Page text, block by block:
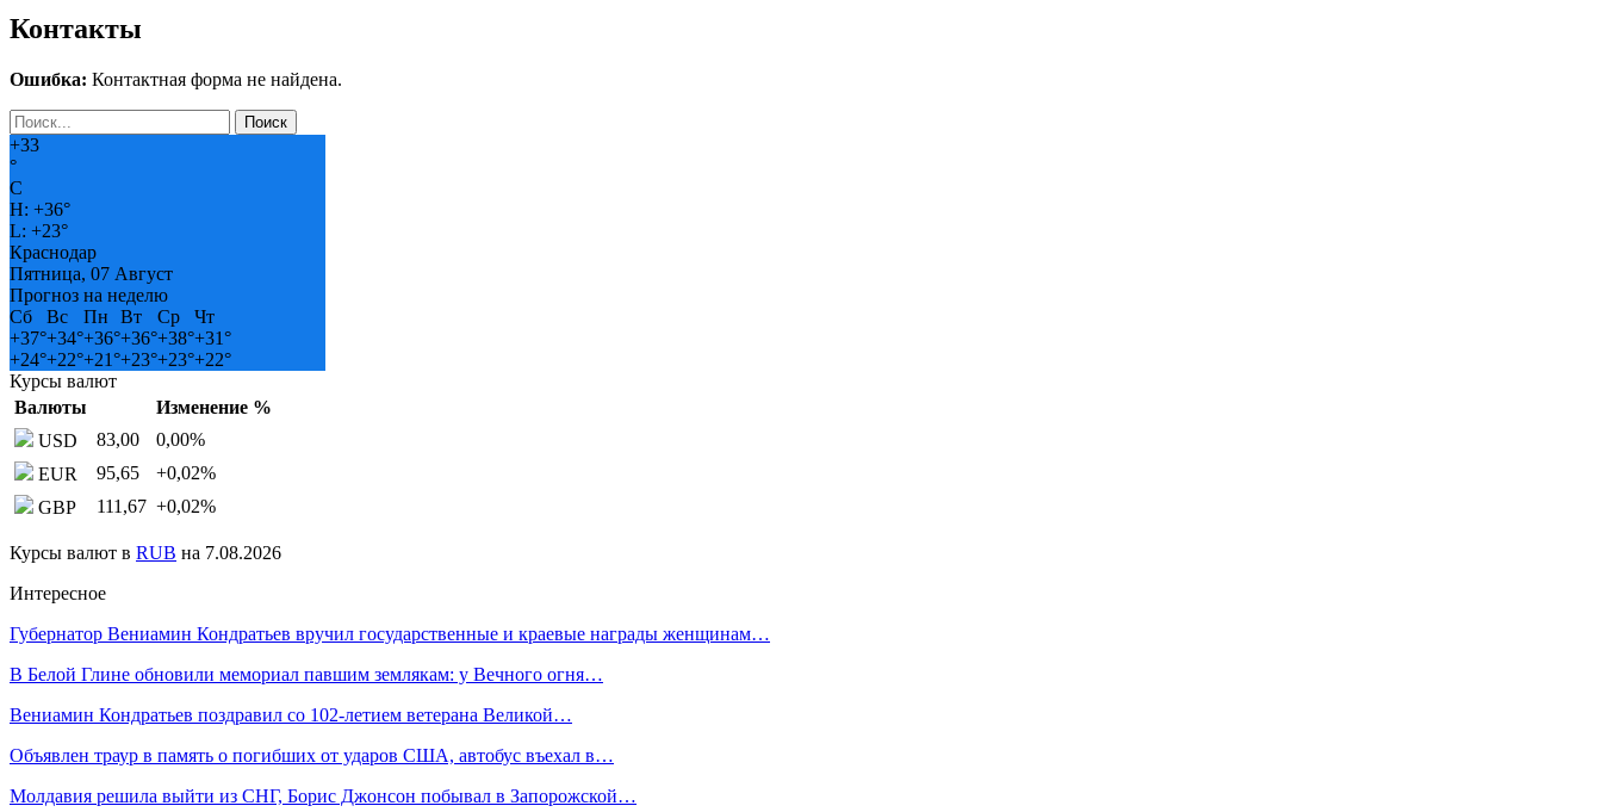
Контакты
Ошибка: Контактная форма не найдена.
+33
°
C
H: +36°
L: +23°
Краснодар
Пятница, 07 Август
Прогноз на неделю
Сб
Вс Пн Вт Ср
Чт
+37°+34°+36°+36°+38°+31°
+24°+22°+21°+23°+23°+22°
Курсы валют
Валюты
Изменение %
USD
83,00 0,00%
EUR
95,65 +0,02%
GBP
111,67 +0,02%
Курсы валют в RUB на 7.08.2026
Интересное
Губернатор Вениамин Кондратьев вручил государственные и краевые награды женщинам…
В Белой Глине обновили мемориал павшим землякам: у Вечного огня…
Вениамин Кондратьев поздравил со 102-летием ветерана Великой…
Объявлен траур в память о погибших от ударов США, автобус въехал в…
Молдавия решила выйти из СНГ, Борис Джонсон побывал в Запорожской…